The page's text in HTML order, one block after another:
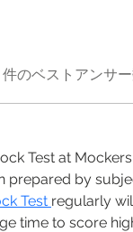
件のベストアンサ
Test at
prepared by
Test regularly
time to score